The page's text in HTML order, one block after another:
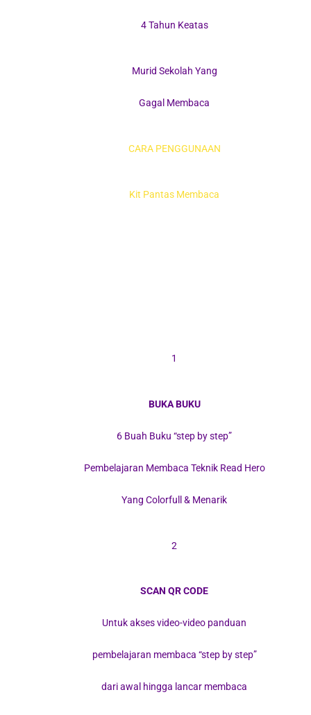
4 Tahun Keatas
Murid Sekolah Yang
Gagal Membaca
CARA PENGGUNAAN
Kit Pantas Membaca
1
BUKA BUKU
6 Buah Buku “step by step”
Pembelajaran Membaca Teknik Read Hero
Yang Colorfull & Menarik
2
SCAN QR CODE
Untuk akses video-video panduan
pembelajaran membaca “step by step”
dari awal hingga lancar membaca